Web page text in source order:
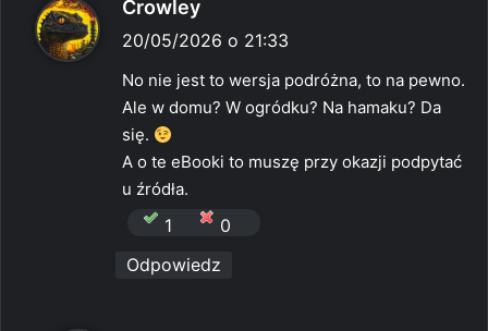
Crowley
i
:
20/05/2026 o 21:33
No nie jest to wersja podróżna, to na pewno.
Ale w domu? W ogródku? Na hamaku? Da
się.
A o te eBooki to muszę przy okazji podpytać
u źródła.
1
0
Odpowiedz